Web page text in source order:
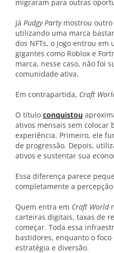
migraram para outras
Já Pudgy Partymostrou outro
utilizando uma marca
dos NFTs, o jogo entrou
gigantes como Roblox e
marca, nesse caso, não foi
comunidade ativa.
Em contrapartida, Craft
O título conquistou
ativos mensais sem colocar
experiência. Primeiro, ele
de progressão. Depois,
ativos e sustentar sua
Essa diferença parece
completamente a
Quem entra em Craft World
carteiras digitais, taxas de
começar. Toda essa
bastidores, enquanto o
estratégia e diversão.